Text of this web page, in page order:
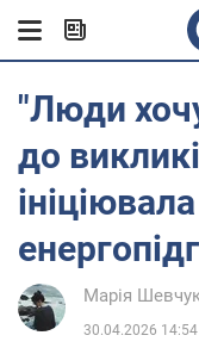
"Люди
до
Марія
30.04.2026 14:54